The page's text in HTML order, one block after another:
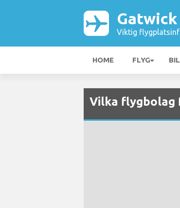
Viktig
HOME FLYG
Vilka flygbolag